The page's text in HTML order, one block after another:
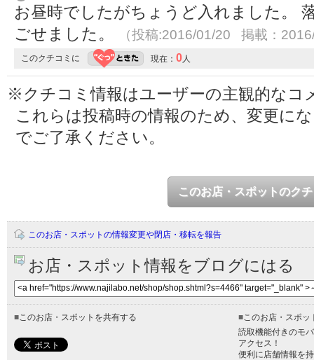
お昼時でしたがちょうど入れました。
ごせました。
（投稿:2016/01/20 掲載：
このクチコミに 現在： 0 人
※クチコミ情報はユーザーの主観的なコ
これらは投稿時の情報のため、変更に
でご了承ください。
このお店・スポットのク
このお店・スポットの情報変更や閉店・移転を報告
お店・スポット情報をブログにはる
■ このお店・スポットを共有する ■ このお店・スポ
読取機能付きのモ
アクセス！
便利に店舗情報を